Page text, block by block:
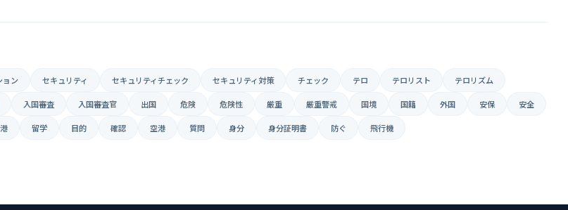
ョン セキュリティ セキュリティチェック セキュリティ対策 チェック テロ テロリスト テロリズム
入国審査 入国審査官 出国 危険 危険性 厳重 厳重警戒 国境 国籍 外国 安保 安全
港 留学 目的 確認 空港 質問 身分 身分証明書 防ぐ 飛行機